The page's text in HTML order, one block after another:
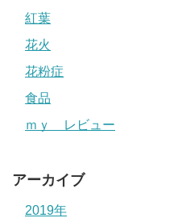
紅葉
花火
花粉症
食品
ｍｙ レビュー
アーカイブ
2019年